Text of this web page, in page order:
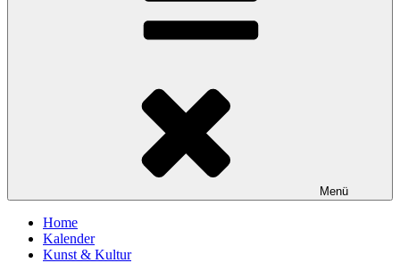
Menü
Home
Kalender
Kunst & Kultur